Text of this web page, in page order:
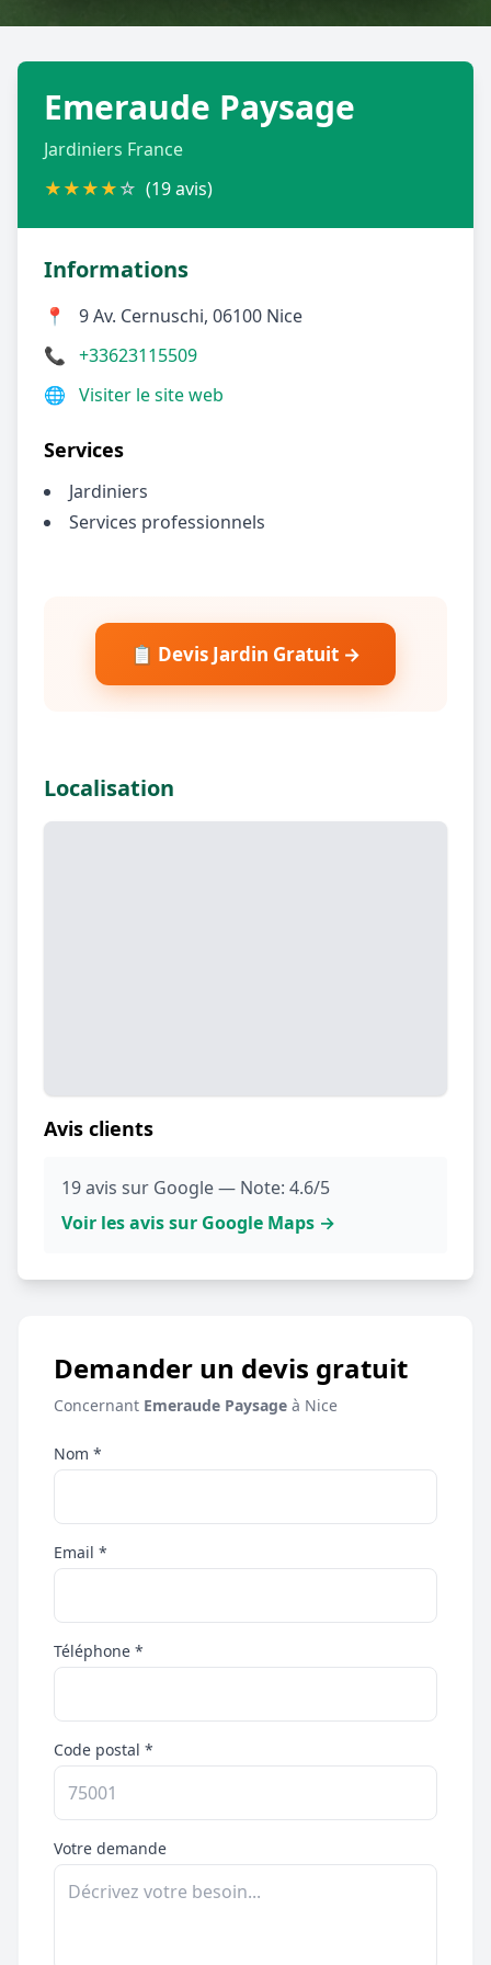
Retour à la liste des métiers
- Confidentialité
Emeraude Paysage
Jardiniers France
★★★★☆ (19 avis)
Informations
📍
9 Av. Cernuschi, 06100 Nice
📞 +33623115509
🌐 Visiter le site web
Services
Jardiniers
Services professionnels
📋 Devis Jardin Gratuit →
Localisation
Avis clients
19 avis sur Google — Note: 4.6/5
Voir les avis sur Google Maps →
Demander un devis gratuit
Concernant Emeraude Paysage à Nice
Nom *
Email *
Téléphone *
Code postal *
Votre demande